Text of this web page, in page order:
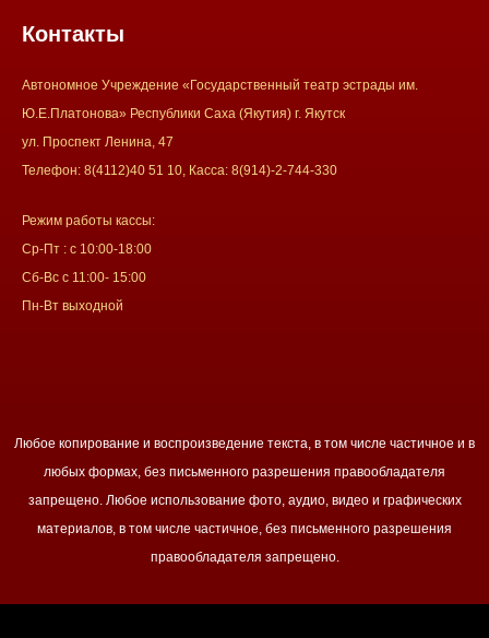
Контакты
Автономное Учреждение «Государственный театр эстрады им.
Ю.Е.Платонова» Республики Саха (Якутия) г. Якутск
ул. Проспект Ленина, 47
Телефон: 8(4112)40 51 10, Касса: 8(914)-2-744-330
Режим работы кассы:
Ср-Пт : с 10:00-18:00
Сб-Вс с 11:00- 15:00
Пн-Вт выходной
Любое копирование и воспроизведение текста, в том числе частичное и в
любых формах, без письменного разрешения правообладателя
запрещено. Любое использование фото, аудио, видео и графических
материалов, в том числе частичное, без письменного разрешения
правообладателя запрещено.